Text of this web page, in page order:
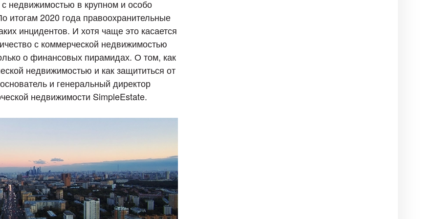
недвижимостью в крупном и особо
итогам 2020 года правоохранительные
инцидентов. И хотя чаще это касается
с коммерческой недвижимостью
о финансовых пирамидах. О том, как
недвижимостью и как защититься от
и генеральный директор
недвижимости SimpleEstate.